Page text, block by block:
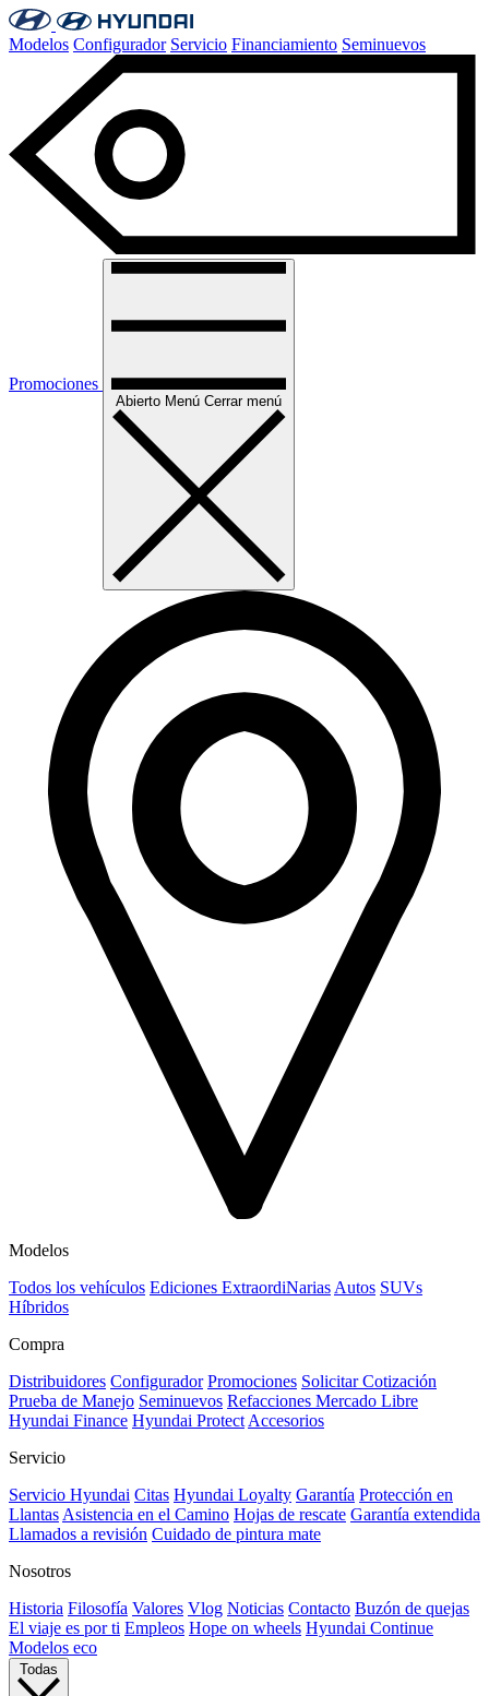
Modelos Configurador Servicio Financiamiento Seminuevos
Promociones
Abierto Menú Cerrar menú
Modelos
Todos los vehículos Ediciones ExtraordiNarias Autos SUVs
Híbridos
Compra
Distribuidores Configurador Promociones Solicitar Cotización
Prueba de Manejo Seminuevos Refacciones Mercado Libre
Hyundai Finance Hyundai Protect Accesorios
Servicio
Servicio Hyundai Citas Hyundai Loyalty Garantía Protección en
Llantas Asistencia en el Camino Hojas de rescate Garantía extendida
Llamados a revisión Cuidado de pintura mate⁠
Nosotros
Historia Filosofía Valores Vlog Noticias Contacto Buzón de quejas
El viaje es por ti Empleos Hope on wheels Hyundai Continue
Modelos eco
Todas